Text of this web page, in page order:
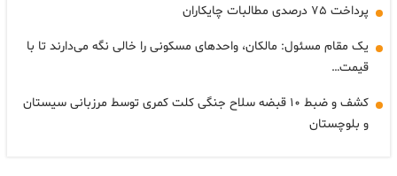
پرداخت ۷۵ درصدی مطالبات چایکاران
یک مقام مسئول: مالکان، واحدهای مسکونی را خالی نگه می‌دارند تا با
قیمت…
کشف و ضبط ۱۰ قبضه سلاح جنگی کلت کمری توسط مرزبانی سیستان
و بلوچستان